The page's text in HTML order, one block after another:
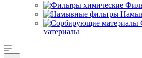
материалы